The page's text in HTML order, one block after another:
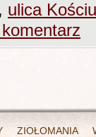
, ulica
ZIOŁOMANIA